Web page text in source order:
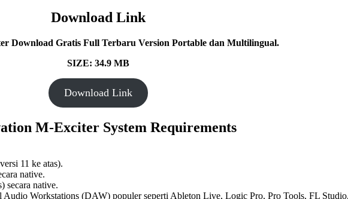
Download Link
Download Gratis Full Terbaru Version Portable dan Multilingual.
SIZE: 34.9 MB
Download Link
M-Exciter System Requirements
11 ke atas).
native.
secara native.
Workstations (DAW) populer seperti Ableton Live, Logic Pro, Pro Tools, FL